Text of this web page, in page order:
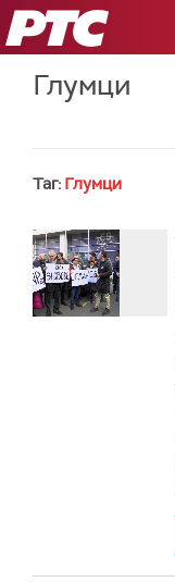
РТС
Глумци
Таг: Глумци